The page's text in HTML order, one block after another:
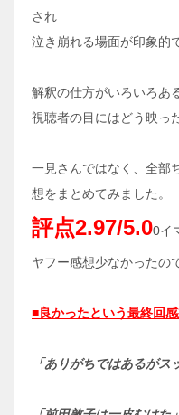
され
泣き崩れる場面が印象的
解釈の仕方がいろいろあ
視聴者の目にはどう映っ
一見さんではなく、全部
想をまとめてみました。
評点2.97/5.00イ
ヤフー感想少なかったの
■良かったという最終回
「ありがちではあるがス